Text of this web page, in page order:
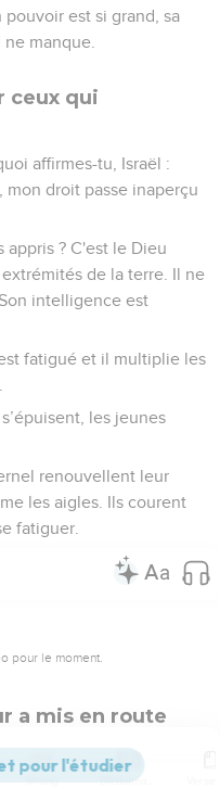
est si grand, sa
manque.
ceux qui
affirmes-tu, Israël :
mon droit passe inaperçu
appris ? C'est le Dieu
de la terre. Il ne
intelligence est
fatigué et il multiplie les
les jeunes
renouvellent leur
les aigles. Ils courent
fatiguer.
pour le moment.
a mis en route
! Que les peuples
pour parler !
Strong